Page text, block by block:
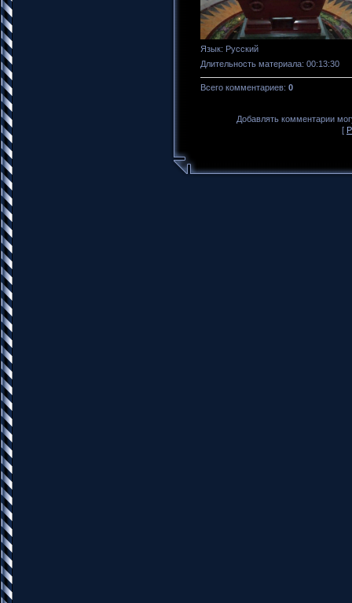
Язык: Русский
Длительность материала: 00:13:30
Всего комментариев: 0
Добавлять комментарии
[